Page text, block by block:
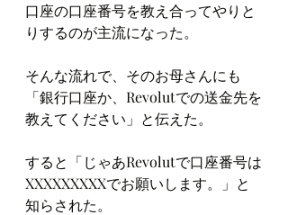
口座の口座番号を教え合ってやりと
りするのが主流になった。
そんな流れで、そのお母さんにも
「銀行口座か、Revolutでの送金先を
教えてください」と伝えた。
すると「じゃあRevolutで口座番号は
XXXXXXXXXでお願いします。」と
知らされた。